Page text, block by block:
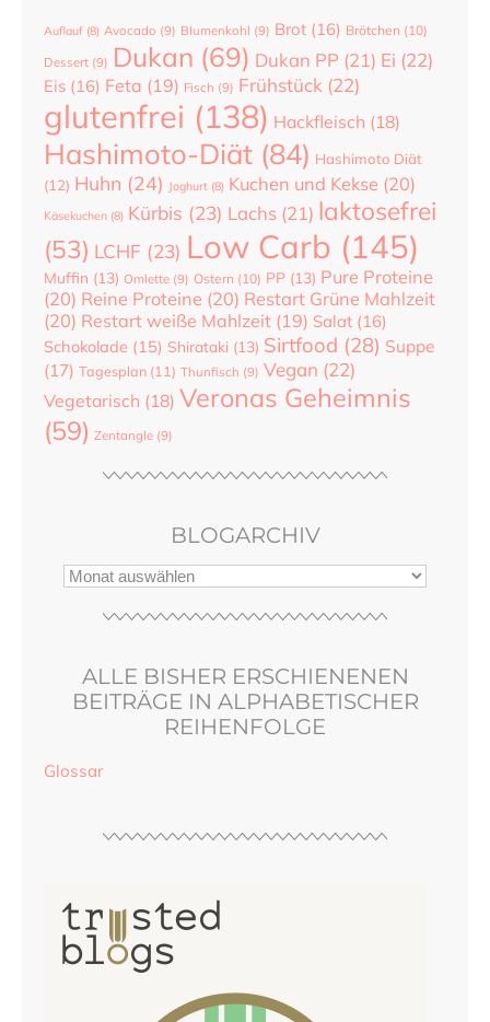
Auflauf (8) Avocado (9) Blumenkohl (9) Brot (16) Brötchen (10)
Dessert (9) Dukan (69) Dukan PP (21) Ei (22)
Eis (16) Feta (19) Fisch (9) Frühstück (22)
glutenfrei (138) Hackfleisch (18)
Hashimoto-Diät (84) Hashimoto Diät
(12) Huhn (24) Joghurt (8) Kuchen und Kekse (20)
Käsekuchen (8) Kürbis (23) Lachs (21) laktosefrei
(53) LCHF (23) Low Carb (145)
Muffin (13) Omlette (9) Ostern (10) PP (13) Pure Proteine
(20) Reine Proteine (20) Restart Grüne Mahlzeit
(20) Restart weiße Mahlzeit (19) Salat (16)
Schokolade (15) Shirataki (13) Sirtfood (28) Suppe
(17) Tagesplan (11) Thunfisch (9) Vegan (22)
Vegetarisch (18) Veronas Geheimnis
(59) Zentangle (9)
BLOGARCHIV
ALLE BISHER ERSCHIENENEN
BEITRÄGE IN ALPHABETISCHER
REIHENFOLGE
Glossar